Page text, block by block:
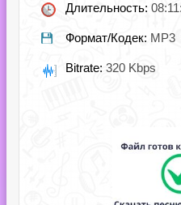
Длительность:
Формат/Кодек: MP3
Bitrate: 320 Kbps